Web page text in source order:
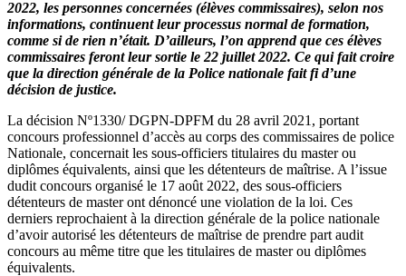
2022, les personnes concernées (élèves commissaires), selon nos
informations, continuent leur processus normal de formation,
comme si de rien n’était. D’ailleurs, l’on apprend que ces élèves
commissaires feront leur sortie le 22 juillet 2022. Ce qui fait croire
que la direction générale de la Police nationale fait fi d’une
décision de justice.
La décision Nº1330/ DGPN-DPFM du 28 avril 2021, portant
concours professionnel d’accès au corps des commissaires de police
Nationale, concernait les sous-officiers titulaires du master ou
diplômes équivalents, ainsi que les détenteurs de maîtrise. A l’issue
dudit concours organisé le 17 août 2022, des sous-officiers
détenteurs de master ont dénoncé une violation de la loi. Ces
derniers reprochaient à la direction générale de la police nationale
d’avoir autorisé les détenteurs de maîtrise de prendre part audit
concours au même titre que les titulaires de master ou diplômes
équivalents.